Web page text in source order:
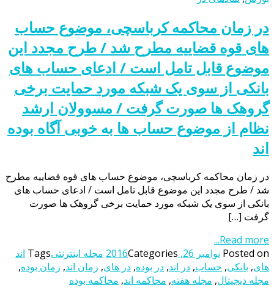
در زمان محاکمه کرباسچی، موضوع حساب
های قوه قضاییه مطرح شد / طرح مجدد این
موضوع قابل تامل است / ادعای حساب های
بانکی از سوی یک شبکه مورد حمایت برخی
گروهک ها صورت گرفت / مسوولان ارشد
نظام از موضوع حساب ها به خوبی آگاه بوده
اند
در زمان محاکمه کرباسچی، موضوع حساب های قوه قضاییه مطرح
شد / طرح مجدد این موضوع قابل تامل است / ادعای حساب های
بانکی از سوی یک شبکه مورد حمایت برخی گروهک ها صورت
گرفت […]
Read more...
Posted on نوامبر 26, 2016 Categories مجله اینترنتیTags اند
های, بانکی, حساب, در اند, در بوده, در های, زمان اند, زمان بوده,
مجله دیجیتال, مجله هفته, محاکمه اند, محاکمه بوده